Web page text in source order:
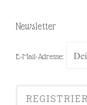
Newsletter
E-Mail-Adresse: